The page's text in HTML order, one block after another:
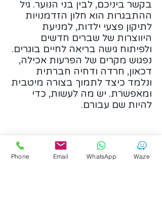
בקשר ביניכם, לבין בני הנוער. גיל
ההתבגרות הוא חלון הזדמנויות
לתיקון פצעי ילדות, למניעת
היווצרות של שברים חדשים
ולפיתוח גישה בריאה לחיים בוגרים.
נפגוש מקרים של הפרעות אכילה,
דכאון, חרדה ודחיה חברתית
ונלמד כיצד לתמוך בצורה מיטבית
ומאפשרת. יש מה לעשות, כדי
להיות שם עבורם.
להרשמה לניוזלטר Phone Email WhatsApp Waze